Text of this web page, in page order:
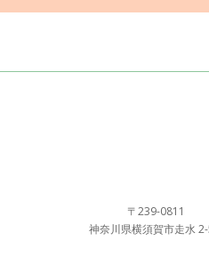
〒239-0811
神奈川県横須賀市走水